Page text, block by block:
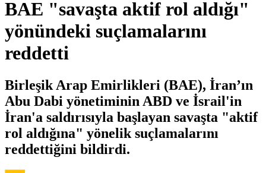
BAE "savaşta aktif rol aldığı"
yönündeki suçlamalarını
reddetti
Birleşik Arap Emirlikleri (BAE), İran’ın
Abu Dabi yönetiminin ABD ve İsrail'in
İran'a saldırısıyla başlayan savaşta "aktif
rol aldığına" yönelik suçlamalarını
reddettiğini bildirdi.